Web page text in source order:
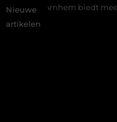
Nieuwe
artikelen
biedt meer dan een